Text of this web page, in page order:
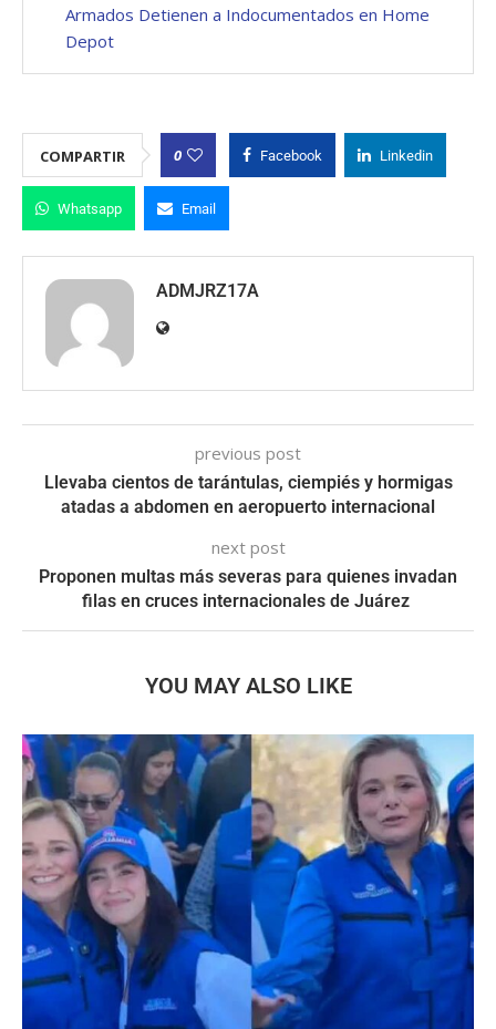
Armados Detienen a Indocumentados en Home
Depot
COMPARTIR 0 Facebook Linkedin
Whatsapp Email
ADMJRZ17A
previous post
Llevaba cientos de tarántulas, ciempiés y hormigas
atadas a abdomen en aeropuerto internacional
next post
Proponen multas más severas para quienes invadan
filas en cruces internacionales de Juárez
YOU MAY ALSO LIKE